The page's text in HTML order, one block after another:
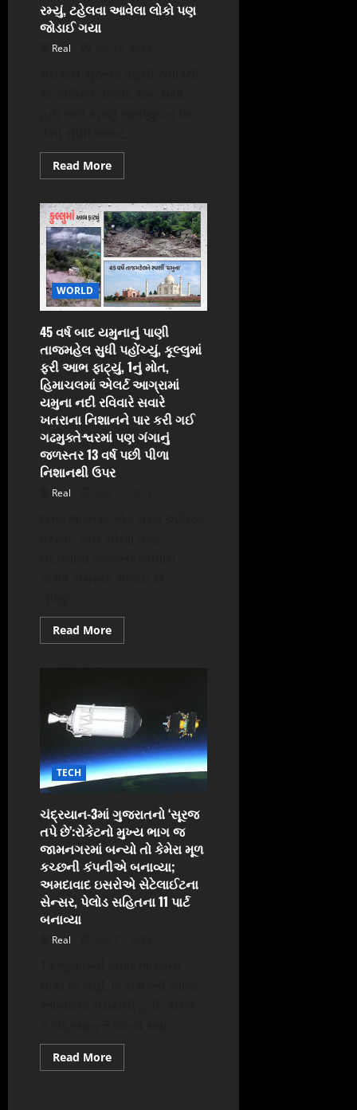
ઘટતાં
રમ્યું, ટહેલવા આવેલા લોકો પણ
જોડાઈ ગયા
Real
Read MoreRead
more
માહોલમાં
ગરબાની
રમઝટનો
VIDEO:સુરતના
ડુમસ
બીચ
પર
યંગસ્ટર
ગ્રુપ
ડીજેના
સવાર
સવારમાં
દાંડિયા-
રાસ
રમ્યું,
ટહેલવા
આવેલા
લોકો
પણ
જોડાઈ
ગયા
WORLD
45 વર્ષ બાદ યમુનાનું પાણી
તાજમહેલ સુધી પહોંચ્યું, કૂલ્લુમાં
ફરી આભ ફાટ્યું, 1નું મોત,
હિમાચલમાં એલર્ટ આગ્રામાં
યમુના નદી રવિવારે સવારે
ખતરાના નિશાનને પાર કરી ગઈ
ગઢમુક્તેશ્વરમાં પણ ગંગાનું
જળસ્તર 13 વર્ષ પછી પીળા
નિશાનથી ઉપર
Real
Read MoreRead
more
પાણી
તાજમહેલ
સુધી
પહોંચ્યું,
કૂલ્લુમાં
ફરી
આભ
ફાટ્યું,
મોત,
હિમાચલમાં
એલર્ટ
આગ્રામાં
યમુના
નદી
રવિવારે
સવારે
ખતરાના
નિશાનને
નિશાનથી
ઉપર
TECH
ચંદ્રયાન-3માં ગુજરાતનો ‘સૂરજ
તપે છે’:રોકેટનો મુખ્ય ભાગ જ
જામનગરમાં બન્યો તો કેમેરા મૂળ
કચ્છની કંપનીએ બનાવ્યા;
અમદાવાદ ઇસરોએ સેટેલાઈટના
સેન્સર, પેલોડ સહિતના 11 પાર્ટ
બનાવ્યા
Real
Read MoreRead
more